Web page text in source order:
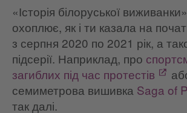
«Історія білоруської
охоплює, як і ти казала на
з серпня 2020 по 2021 рік, а
підсерії. Наприклад, про
загиблих під час протестів
семиметрова вишивка Saga of
так далі.